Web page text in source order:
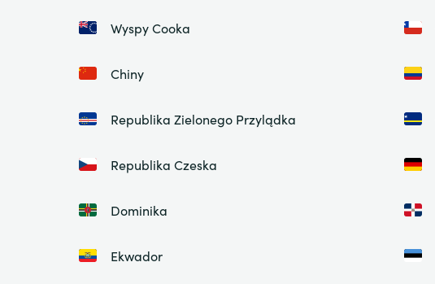
Wyspy Cooka
Chiny
Republika Zielonego Przylądka
Republika Czeska
Dominika
Ekwador